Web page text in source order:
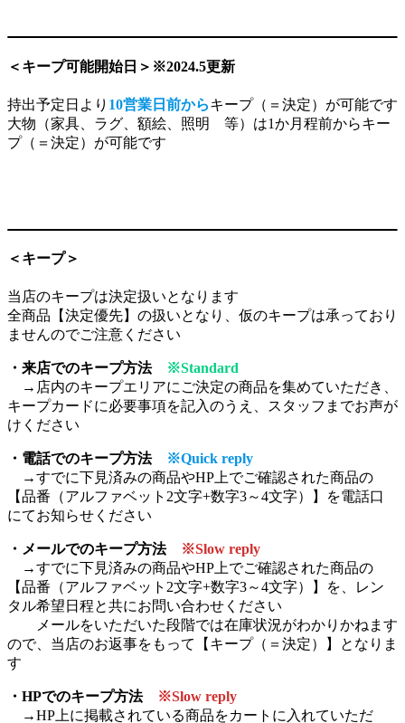
＜キープ可能開始日＞ ※2024.5更新
持出予定日より 10営業日前からキープ（＝決定）が可能です
大物（家具、ラグ、額絵、照明 等）は1か月程前からキー
プ（＝決定）が可能です
＜キープ＞
当店のキープは決定扱いとなります
全商品【決定優先】の扱いとなり、仮のキープは承っており
ませんのでご注意ください
・来店でのキープ方法
※Standard
→店内のキープエリアにご決定の商品を集めていただき、
キープカードに必要事項を記入のうえ、スタッフまでお声が
けください
・電話でのキープ方法
※Quick reply
→すでに下見済みの商品やHP上でご確認された商品の
【品番（アルファベット2文字+数字3～4文字）】を電話口
にてお知らせください
・メールでのキープ方法
※Slow reply
→すでに下見済みの商品やHP上でご確認された商品の
【品番（アルファベット2文字+数字3～4文字）】を、レン
タル希望日程と共にお問い合わせください
メールをいただいた段階では在庫状況がわかりかねます
ので、当店のお返事をもって【キープ（＝決定）】となりま
す
・HPでのキープ方法
※Slow reply
→HP上に掲載されている商品をカートに入れていただ